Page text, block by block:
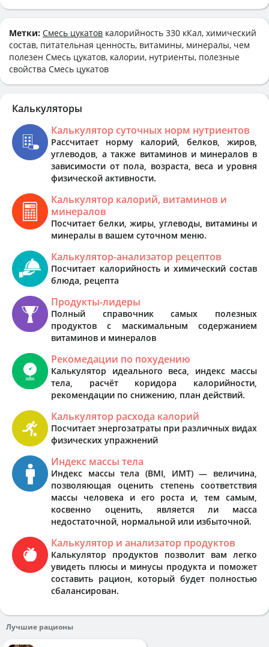
Метки: Смесь цукатов калорийность 330 кКал, химический
состав, питательная ценность, витамины, минералы, чем
полезен Смесь цукатов, калории, нутриенты, полезные
свойства Смесь цукатов
Калькуляторы
Калькулятор суточных норм нутриентов
Рассчитает норму калорий, белков, жиров,
углеводов, а также витаминов и минералов в
зависимости от пола, возраста, веса и уровня
физической активности.
Калькулятор калорий, витаминов и
минералов
Посчитает белки, жиры, углеводы, витамины и
минералы в вашем суточном меню.
Калькулятор-анализатор рецептов
Посчитает калорийность и химический состав
блюда, рецепта
Продукты-лидеры
Полный справочник самых полезных
продуктов с маскимальным содержанием
витаминов и минералов
Рекомедации по похудению
Калькулятор идеального веса, индекс массы
тела, расчёт коридора калорийности,
рекомендации по снижению, план действий.
Калькулятор расхода калорий
Посчитает энергозатраты при различных видах
физических упражнений
Индекс массы тела
Индекс массы тела (BMI, ИМТ) — величина,
позволяющая оценить степень соответствия
массы человека и его роста и, тем самым,
косвенно оценить, является ли масса
недостаточной, нормальной или избыточной.
Калькулятор и анализатор продуктов
Калькулятор продуктов позволит вам легко
увидеть плюсы и минусы продукта и поможет
составить рацион, который будет полностью
сбалансирован.
Лучшие рационы